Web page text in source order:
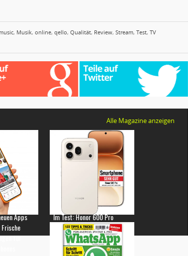
, Musik, online, qello, Qualität, Review, Stream, Test, TV
Alle Magazine anzeigen
Apps
für
Im Test: Honor 600 Pro